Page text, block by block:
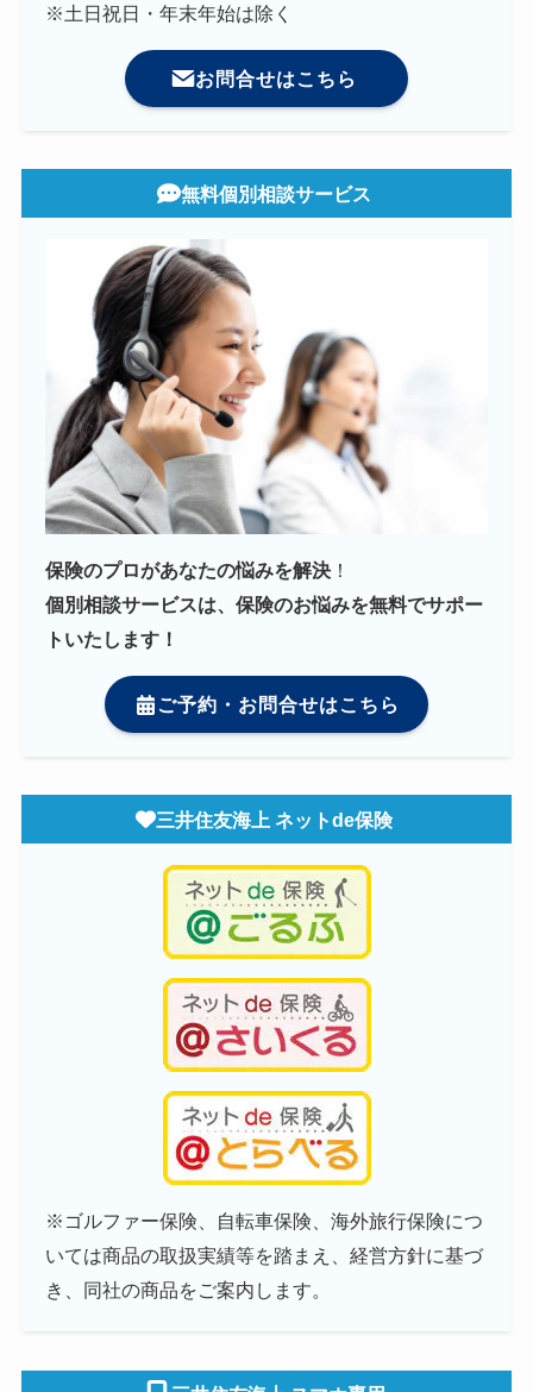
※土日祝日・年末年始は除く
お問合せはこちら
無料個別相談サービス
保険のプロがあなたの悩みを解決 ！
個別相談サービスは、保険のお悩みを無料でサポー
トいたします！
ご予約・お問合せはこちら
三井住友海上 ネットde保険
※ゴルファー保険、自転車保険、海外旅行保険につ
いては商品の取扱実績等を踏まえ、経営方針に基づ
き、同社の商品をご案内します。